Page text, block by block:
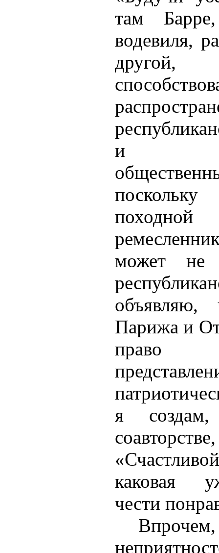
там
водевиля,
и
может не
объявляю,
Парижа и
право
я
каковая
чести